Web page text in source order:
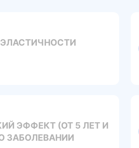
ЭФФЕКТ (ОТ 5 ЛЕТ И
ЗАБОЛЕВАНИИ